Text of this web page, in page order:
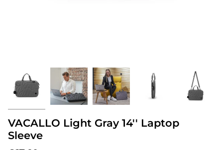
VACALLO Light Gray 14'' Laptop
Sleeve